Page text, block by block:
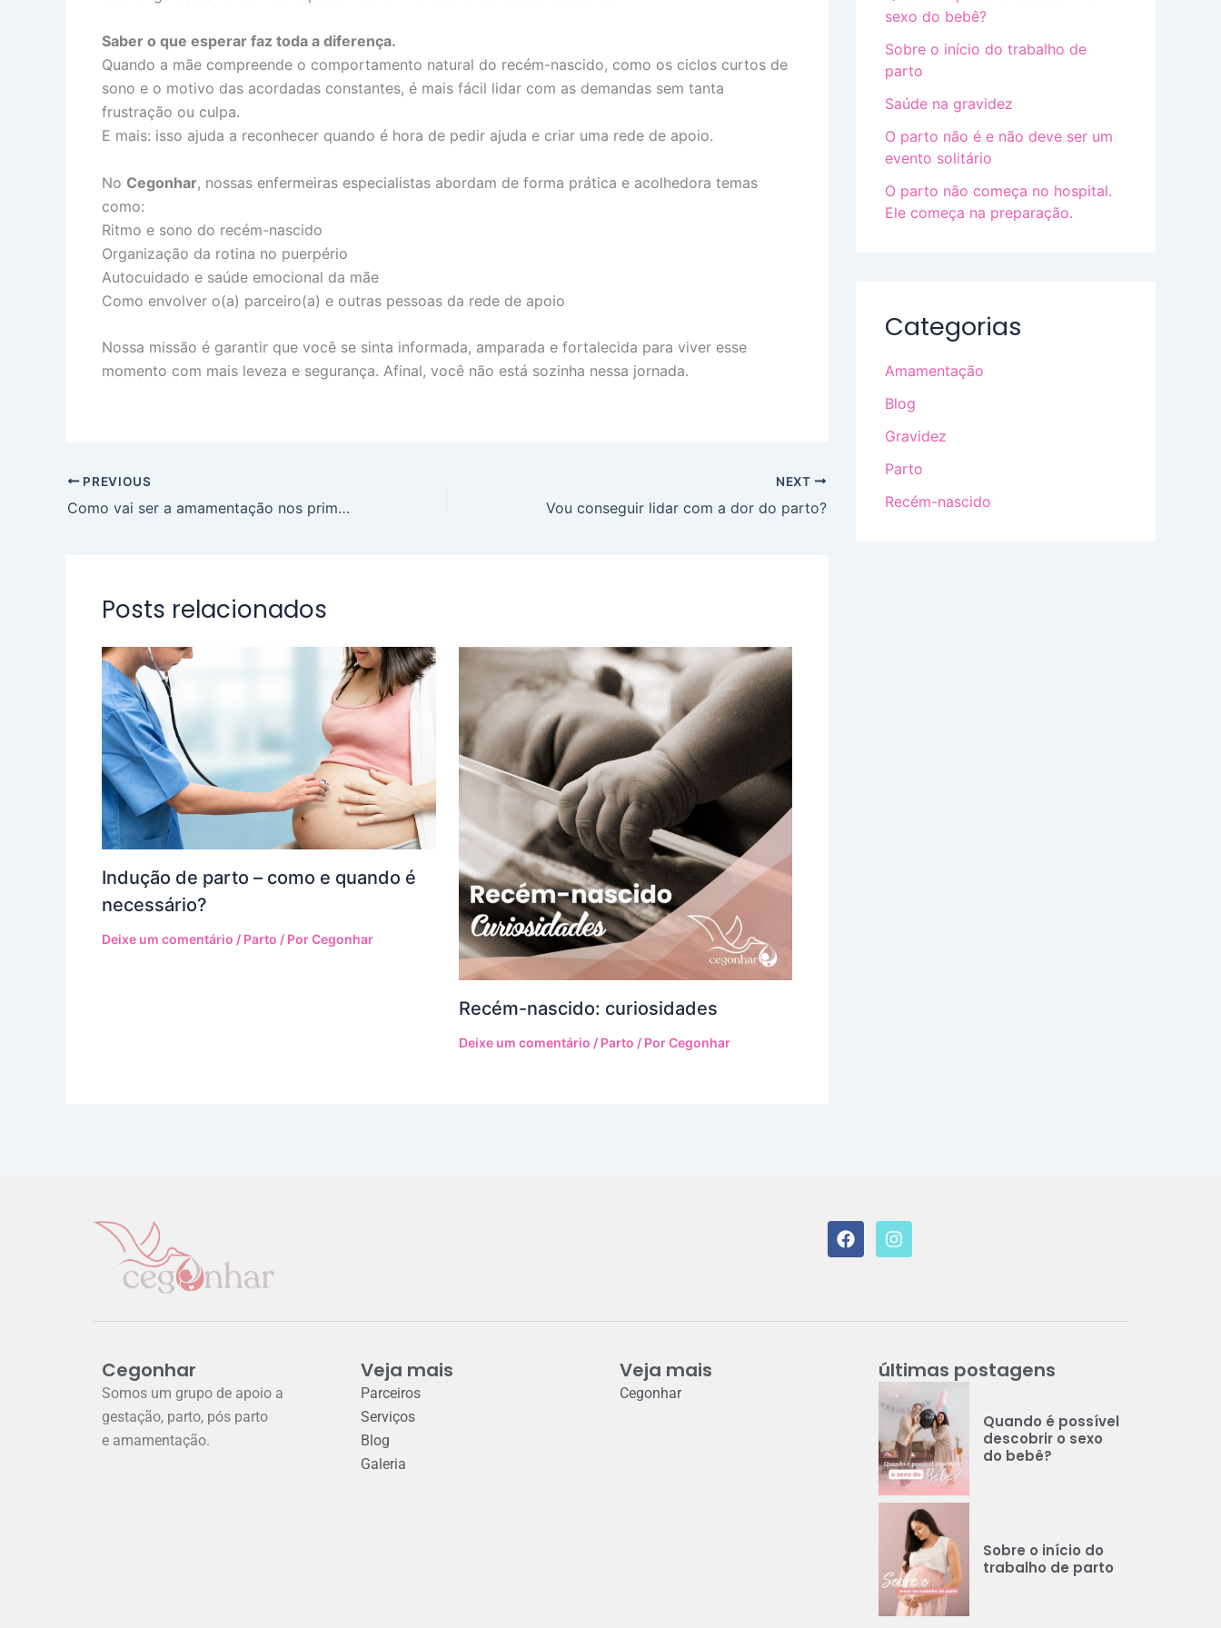
Saber o que esperar faz toda a diferença.
Quando a mãe compreende o comportamento natural do recém-nascido, como os ciclos curtos de
sono e o motivo das acordadas constantes, é mais fácil lidar com as demandas sem tanta
frustração ou culpa.
E mais: isso ajuda a reconhecer quando é hora de pedir ajuda e criar uma rede de apoio.
No Cegonhar, nossas enfermeiras especialistas abordam de forma prática e acolhedora temas
como:
Ritmo e sono do recém-nascido
Organização da rotina no puerpério
Autocuidado e saúde emocional da mãe
Como envolver o(a) parceiro(a) e outras pessoas da rede de apoio
Nossa missão é garantir que você se sinta informada, amparada e fortalecida para viver esse
momento com mais leveza e segurança. Afinal, você não está sozinha nessa jornada.
PREVIOUS
Como vai ser a amamentação nos primeiros dias?
NEXT
Vou conseguir lidar com a dor do parto?
Posts relacionados
Indução de parto – como e quando é
necessário?
Deixe um comentário / Parto / PorCegonhar
Recém-nascido: curiosidades
Deixe um comentário / Parto / PorCegonhar
sexo do bebê?
Sobre o início do trabalho de
parto
Saúde na gravidez
O parto não é e não deve ser um
evento solitário
O parto não começa no hospital.
Ele começa na preparação.
Categorias
Amamentação
Blog
Gravidez
Parto
Recém-nascido
F
a
I
n
m
Cegonhar
Somos um grupo de apoio a
gestação, parto, pós parto
e amamentação.
Veja mais
Parceiros
Serviços
Blog
Galeria
Veja mais
Cegonhar
últimas postagens
Quando é possível
descobrir o sexo
do bebê?
Sobre o início do
trabalho de parto